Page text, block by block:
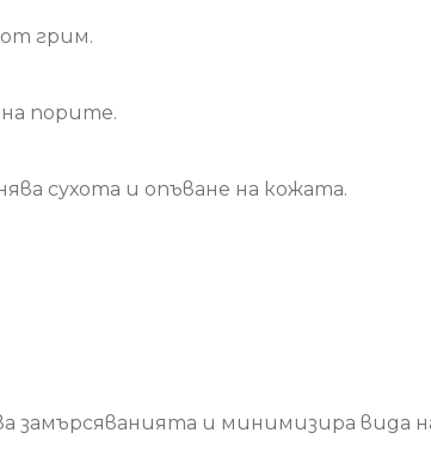
грим.
порите.
сухота и опъване на кожата.
замърсяванията и минимизира вида